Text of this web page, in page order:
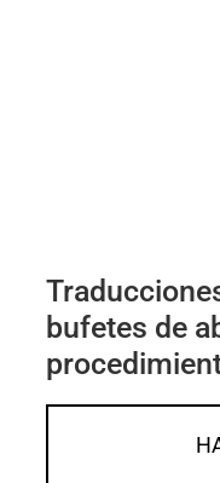
bufetes de